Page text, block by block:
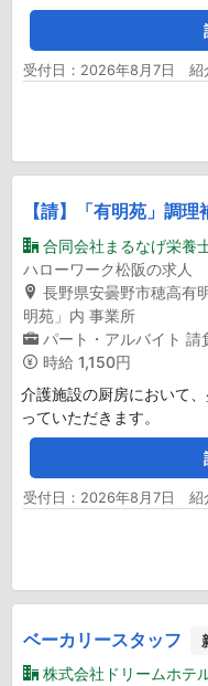
受付日：2026年8月7日 紹
【請】「有明苑」調理
合同会社まるなげ栄養
ハローワーク松阪の求人
長野県安曇野市穂高有
明苑」内 事業所
パート・アルバイト 請
時給 1,150円
介護施設の厨房において
っていただきます。
受付日：2026年8月7日 紹
ベーカリースタッフ
株式会社ドリームホテ